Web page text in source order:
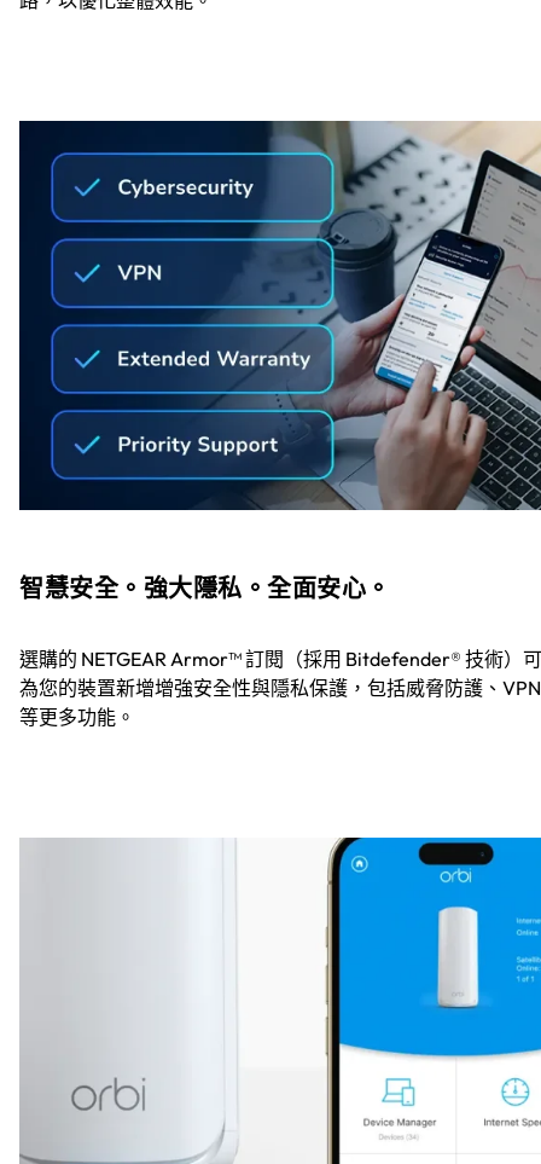
智慧安全。強大隱私。全面安心。
選購的 NETGEAR Armor™ 訂閱（採用 Bitdefender® 技術）可
為您的裝置新增增強安全性與隱私保護，包括威脅防護、VPN
等更多功能。